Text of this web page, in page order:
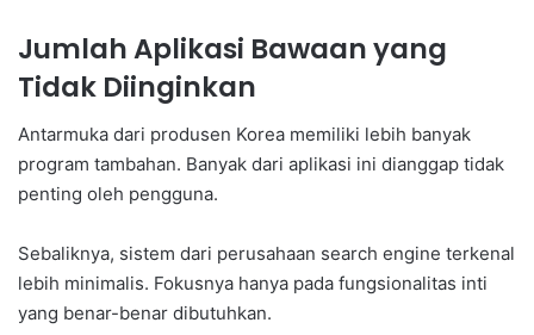
Jumlah Aplikasi Bawaan yang
Tidak Diinginkan
Antarmuka dari produsen Korea memiliki lebih banyak
program tambahan. Banyak dari aplikasi ini dianggap tidak
penting oleh pengguna.
Sebaliknya, sistem dari perusahaan search engine terkenal
lebih minimalis. Fokusnya hanya pada fungsionalitas inti
yang benar-benar dibutuhkan.